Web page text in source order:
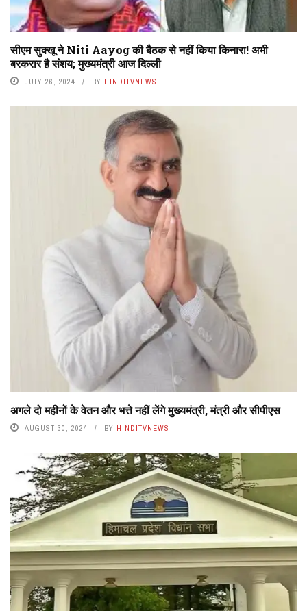
सीएम सुक्खू ने Niti Aayog की बैठक से नहीं किया किनारा! अभी
बरकरार है संशय; मुख्यमंत्री आज दिल्ली
JULY 26, 2024 BY HINDITVNEWS
अगले दो महीनों के वेतन और भत्ते नहीं लेंगे मुख्यमंत्री, मंत्री और सीपीएस
AUGUST 30, 2024 BY HINDITVNEWS